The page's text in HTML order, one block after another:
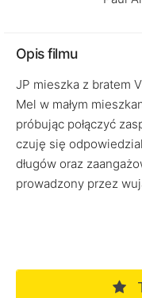
Opis filmu
JP mieszka z bratem
Mel w małym
próbując połączyć
czuję się
długów oraz
prowadzony przez